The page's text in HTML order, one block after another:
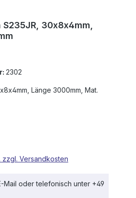
30x8x4mm,
2302
Länge 3000mm, Mat.
zzgl. Versandkosten
Mail oder telefonisch unter +49